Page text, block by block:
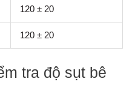
120 ± 20
120 ± 20
tra độ sụt bê